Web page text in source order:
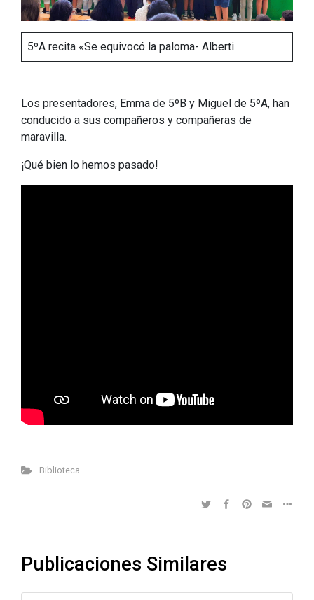
5ºA recita «Se equivocó la paloma- Alberti
Los presentadores, Emma de 5ºB y Miguel de 5ºA, han
conducido a sus compañeros y compañeras de
maravilla.
¡Qué bien lo hemos pasado!
Biblioteca
Publicaciones Similares